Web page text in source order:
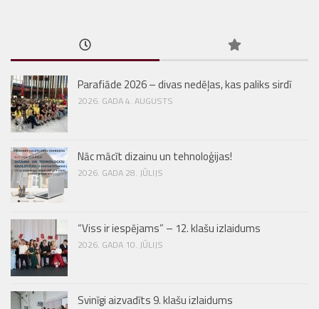
Parafiāde 2026 – divas nedēļas, kas paliks sirdī
2026. GADA 4. AUGUSTS
Nāc mācīt dizainu un tehnoloģijas!
2026. GADA 28. JŪLIJS
“Viss ir iespējams” – 12. klašu izlaidums
2026. GADA 10. JŪLIJS
Svinīgi aizvadīts 9. klašu izlaidums